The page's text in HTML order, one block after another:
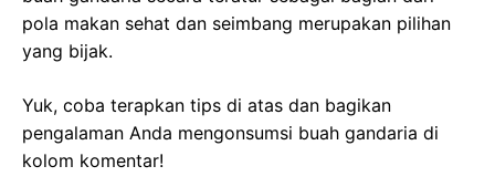
pola makan sehat dan seimbang merupakan pilihan
yang bijak.
Yuk, coba terapkan tips di atas dan bagikan
pengalaman Anda mengonsumsi buah gandaria di
kolom komentar!